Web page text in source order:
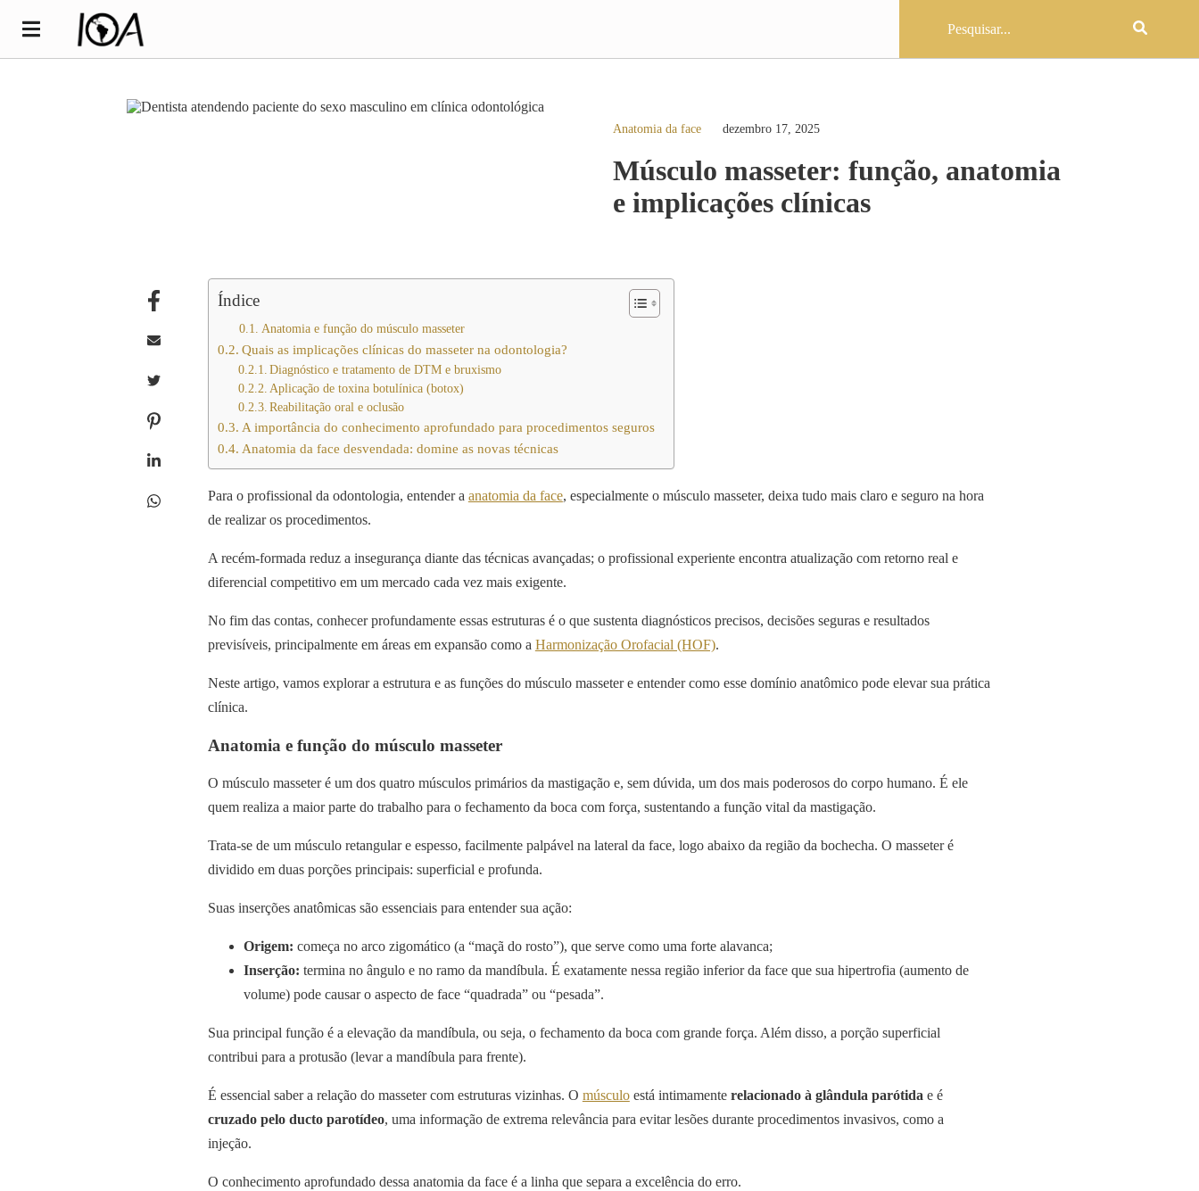
Anatomia da face dezembro 17, 2025
Músculo masseter: função, anatomia
e implicações clínicas
Índice
Anatomia e função do músculo masseter
Quais as implicações clínicas do masseter na odontologia?
Diagnóstico e tratamento de DTM e bruxismo
Aplicação de toxina botulínica (botox)
Reabilitação oral e oclusão
A importância do conhecimento aprofundado para procedimentos seguros
Anatomia da face desvendada: domine as novas técnicas
Para o profissional da odontologia, entender a anatomia da face, especialmente o músculo masseter, deixa tudo mais claro e seguro na hora
de realizar os procedimentos.
A recém-formada reduz a insegurança diante das técnicas avançadas; o profissional experiente encontra atualização com retorno real e
diferencial competitivo em um mercado cada vez mais exigente.
No fim das contas, conhecer profundamente essas estruturas é o que sustenta diagnósticos precisos, decisões seguras e resultados
previsíveis, principalmente em áreas em expansão como a Harmonização Orofacial (HOF).
Neste artigo, vamos explorar a estrutura e as funções do músculo masseter e entender como esse domínio anatômico pode elevar sua prática
clínica.
Anatomia e função do músculo masseter
O músculo masseter é um dos quatro músculos primários da mastigação e, sem dúvida, um dos mais poderosos do corpo humano. É ele
quem realiza a maior parte do trabalho para o fechamento da boca com força, sustentando a função vital da mastigação.
Trata-se de um músculo retangular e espesso, facilmente palpável na lateral da face, logo abaixo da região da bochecha. O masseter é
dividido em duas porções principais: superficial e profunda.
Suas inserções anatômicas são essenciais para entender sua ação:
Origem: começa no arco zigomático (a “maçã do rosto”), que serve como uma forte alavanca;
Inserção: termina no ângulo e no ramo da mandíbula. É exatamente nessa região inferior da face que sua hipertrofia (aumento de
volume) pode causar o aspecto de face “quadrada” ou “pesada”.
Sua principal função é a elevação da mandíbula, ou seja, o fechamento da boca com grande força. Além disso, a porção superficial
contribui para a protusão (levar a mandíbula para frente).
É essencial saber a relação do masseter com estruturas vizinhas. O músculoestá intimamente relacionado à glândula parótida e é
cruzado pelo ducto parotídeo, uma informação de extrema relevância para evitar lesões durante procedimentos invasivos, como a
injeção.
O conhecimento aprofundado dessa anatomia da face é a linha que separa a excelência do erro.